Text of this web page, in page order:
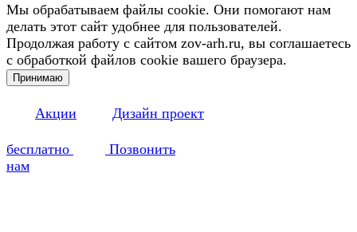
Мы обрабатываем файлы cookie. Они помогают нам
делать этот сайт удобнее для пользователей.
Продолжая работу с сайтом zov-arh.ru, вы соглашаетесь
с обработкой файлов cookie вашего браузера.
Принимаю
Акции Дизайн проект
бесплатно
Позвонить
нам